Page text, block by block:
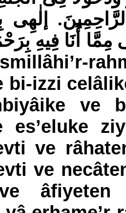
الرَّاحِمِينَ.
مِمَّا أَنَا فِيهِ
bi-izzi
ve
es’eluke
ve
ve
âfiyeten